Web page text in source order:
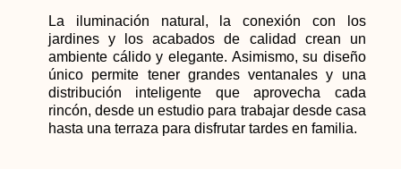
La iluminación natural, la conexión con los
jardines y los acabados de calidad crean un
ambiente cálido y elegante. Asimismo, su diseño
único permite tener grandes ventanales y una
distribución inteligente que aprovecha cada
rincón, desde un estudio para trabajar desde casa
hasta una terraza para disfrutar tardes en familia.